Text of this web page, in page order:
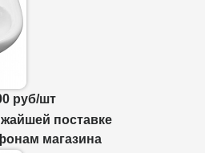
руб/шт
поставке
магазина